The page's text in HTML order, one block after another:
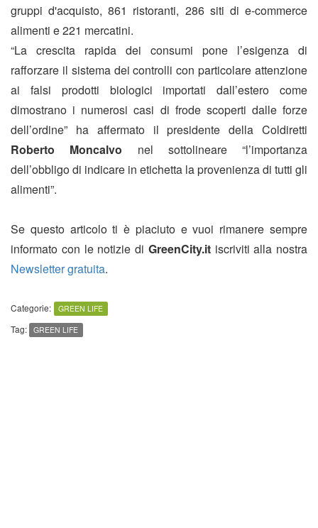
gruppi d'acquisto, 861 ristoranti, 286 siti di e-commerce
alimenti e 221 mercatini.
“La crescita rapida dei consumi pone l’esigenza di
rafforzare il sistema dei controlli con particolare attenzione
ai falsi prodotti biologici importati dall’estero come
dimostrano i numerosi casi di frode scoperti dalle forze
dell’ordine” ha affermato il presidente della Coldiretti
Roberto Moncalvo nel sottolineare “l’importanza
dell’obbligo di indicare in etichetta la provenienza di tutti gli
alimenti”.
Se questo articolo ti è piaciuto e vuoi rimanere sempre
informato con le notizie di GreenCity.itiscriviti alla nostra
Newsletter gratuita.
Categorie: GREEN LIFE
Tag: GREEN LIFE